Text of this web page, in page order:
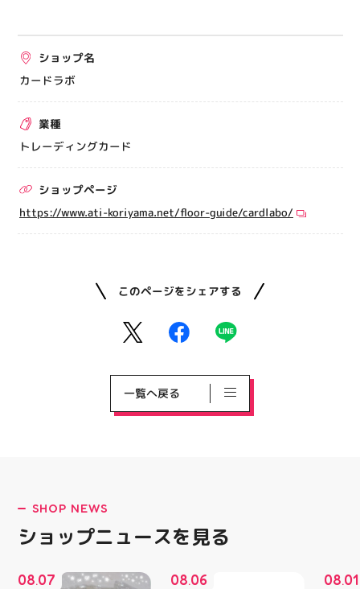
出店をご検討の方へ
テナント出店募集
催事出店募集
アティビジョンについて
ショップ名
カードラボ
業種
トレーディングカード
ショップページ
https://www.ati-koriyama.net/floor-guide/cardlabo/
このページをシェアする
一覧へ戻る
SHOP NEWS
ショップニュースを見る
08.07 08.06 08.01